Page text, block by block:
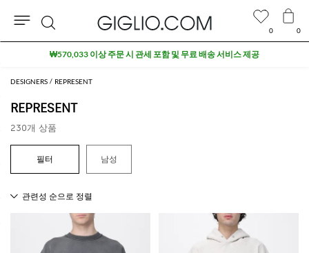
DESIGNERS REPRESENT
REPRESENT
230개 상품
남성
0 0
검
색
아울렛 구역 추가 10% 할인